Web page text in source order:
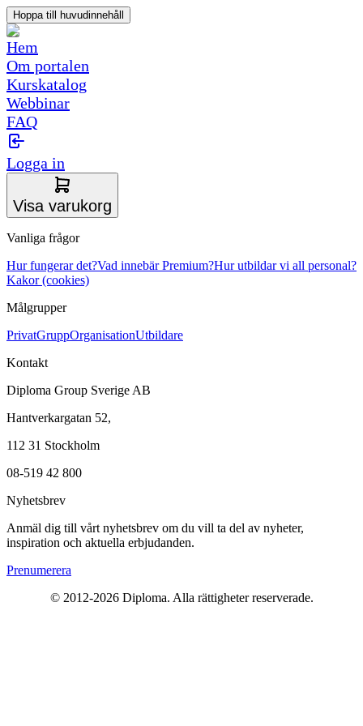
Hoppa till huvudinnehåll
Hem
Om portalen
Kurskatalog
Webbinar
FAQ
Logga in
Visa varukorg
Vanliga frågor
Hur fungerar det?Vad innebär Premium?Hur utbildar vi all personal?
Kakor (cookies)
Målgrupper
PrivatGruppOrganisationUtbildare
Kontakt
Diploma Group Sverige AB
Hantverkargatan 52,
112 31 Stockholm
08-519 42 800
Nyhetsbrev
Anmäl dig till vårt nyhetsbrev om du vill ta del av nyheter,
inspiration och aktuella erbjudanden.
Prenumerera
© 2012-2026 Diploma. Alla rättigheter reserverade.